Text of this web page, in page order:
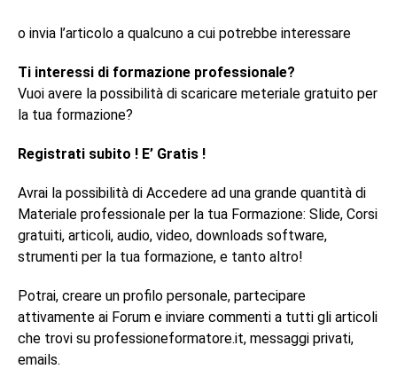
o invia l’articolo a qualcuno a cui potrebbe interessare
Ti interessi di formazione professionale?
Vuoi avere la possibilità di scaricare meteriale gratuito per
la tua formazione?
Registrati subito ! E’ Gratis !
Avrai la possibilità di Accedere ad una grande quantità di
Materiale professionale per la tua Formazione: Slide, Corsi
gratuiti, articoli, audio, video, downloads software,
strumenti per la tua formazione, e tanto altro!
Potrai, creare un profilo personale, partecipare
attivamente ai Forum e inviare commenti a tutti gli articoli
che trovi su professioneformatore.it, messaggi privati,
emails.